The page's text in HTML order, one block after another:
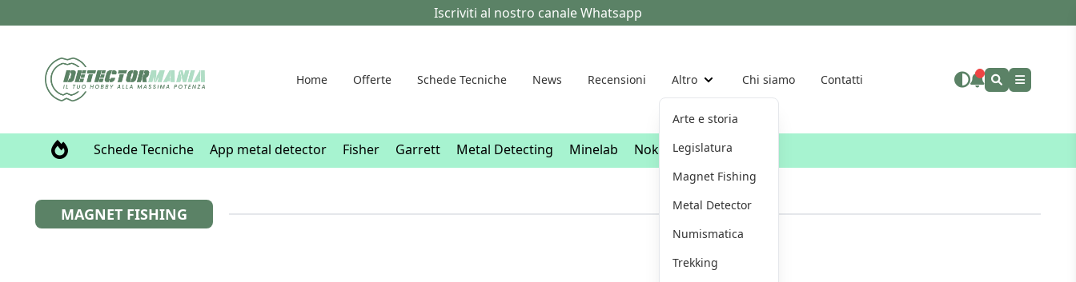
Iscriviti al nostro canale Whatsapp
Home Offerte Schede Tecniche News Recensioni Altro "Altro"
Arte e storia
Legislatura
Magnet Fishing
Metal Detector
Numismatica
Trekking
Chi siamo Contatti
Schede Tecniche App metal detector Fisher Garrett Metal Detecting Minelab Nokta XP Deus
MAGNET FISHING